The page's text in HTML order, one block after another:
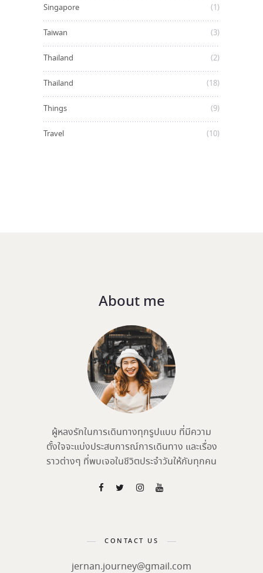
Singapore (1)
Taiwan (3)
Thailand (2)
Thailand (18)
Things (9)
Travel (10)
About me
ผู้หลงรักในการเดินทางทุกรูปแบบ ที่มีความ
ตั้งใจจะแบ่งประสบการณ์การเดินทาง และเรื่อง
ราวต่างๆ ที่พบเจอในชีวิตประจำวันให้กับทุกคน
CONTACT US
jernan.journey@gmail.com